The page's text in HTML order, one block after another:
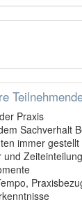
Praxis
Sachverhalt
immer gestellt
und